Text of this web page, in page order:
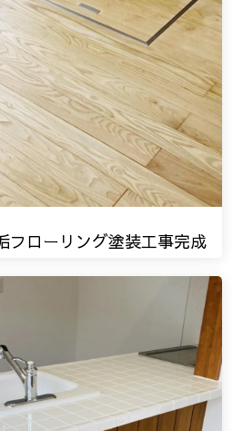
ローリング塗装工事完成